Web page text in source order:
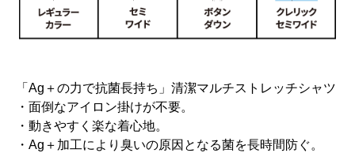
「Ag＋の力で抗菌長持ち」清潔マルチストレッチシャツ
・面倒なアイロン掛けが不要。
・動きやすく楽な着心地。
・Ag＋加工により臭いの原因となる菌を長時間防ぐ。